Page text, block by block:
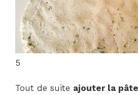
5
Tout de suite ajouter la